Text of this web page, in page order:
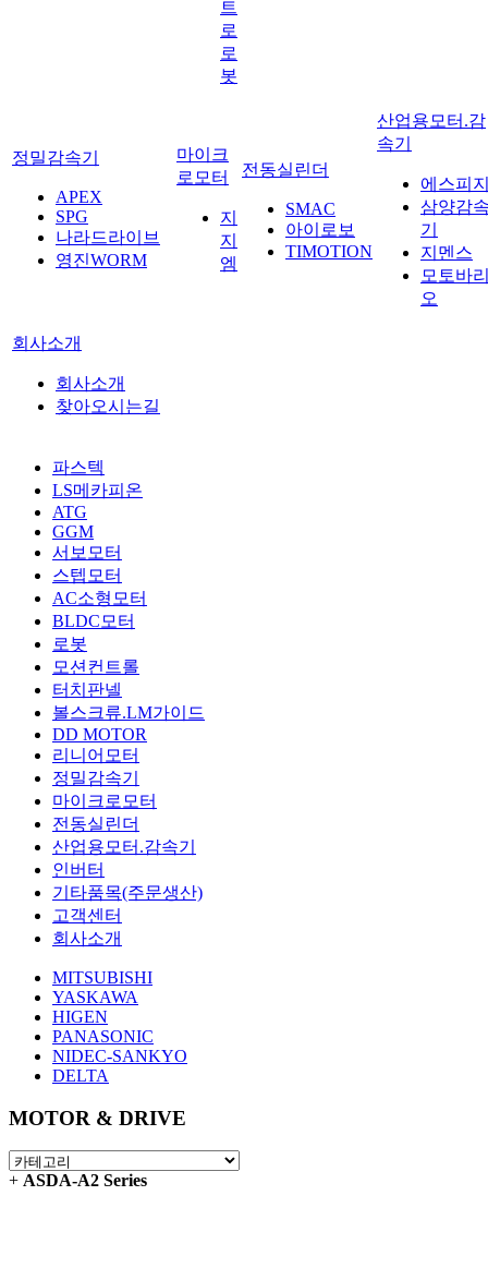
트
로
로
봇
정밀감속기
APEX
SPG
나라드라이브
영진WORM
마이크
로모터
지
지
엠
전동실린더
SMAC
아이로보
TIMOTION
산업용모터.감
속기
에스피
삼양감
기
지멘스
모토바
오
회사소개
회사소개
찾아오시는길
파스텍
LS메카피온
ATG
GGM
서보모터
스텝모터
AC소형모터
BLDC모터
로봇
모션컨트롤
터치판넬
볼스크류.LM가이드
DD MOTOR
리니어모터
정밀감속기
마이크로모터
전동실린더
산업용모터.감속기
인버터
기타품목(주문생산)
고객센터
회사소개
MITSUBISHI
YASKAWA
HIGEN
PANASONIC
NIDEC-SANKYO
DELTA
MOTOR & DRIVE
+ ASDA-A2 Series